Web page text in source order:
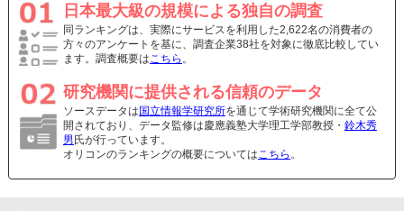
日本最大級の規模による独自の調査
同ランキングは、実際にサービスを利用した2,622名の消費者の
方々のアンケートを基に、調査企業38社を対象に徹底比較してい
ます。調査概要はこちら 。
研究機関に提供される信頼のデータ
ソースデータは 国立情報学研究所を通じて学術研究機関に全て公
開されており、データ監修は慶應義塾大学理工学部教授・ 鈴木秀
男 氏が行っています。
オリコンのランキングの概要についてはこちら 。